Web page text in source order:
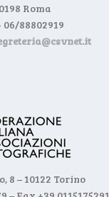
Roma
06/88802919
8 – 10122 Torino